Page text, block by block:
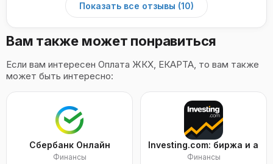
Показать все отзывы (10)
Вам также может понравиться
Если вам интересен Оплата ЖКХ, ЕКАРТА, то вам также
может быть интересно:
Сбербанк Онлайн
Финансы
Investing.com: биржа и
Финансы